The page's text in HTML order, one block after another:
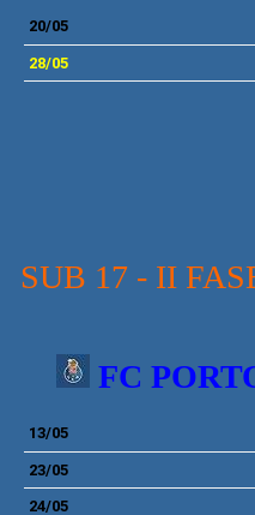
20/05
28/05
SUB 17 - II
FC
13/05
23/05
24/05